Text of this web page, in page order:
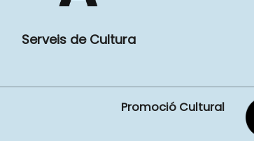
Serveis de Cultura
Promoció Cultural